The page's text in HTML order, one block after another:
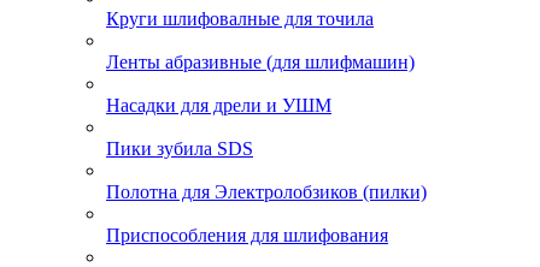
Круги шлифовалные для точила
Ленты абразивные (для шлифмашин)
Насадки для дрели и УШМ
Пики зубила SDS
Полотна для Электролобзиков (пилки)
Приспособления для шлифования